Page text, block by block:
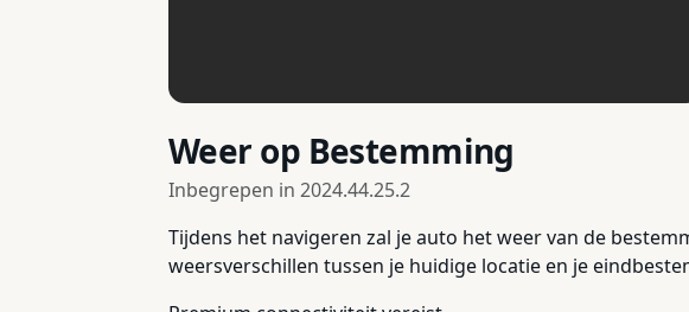
Weer op Bestemming
Inbegrepen in 2024.44.25.2
Tijdens het navigeren zal je auto het weer van de
weersverschillen tussen je huidige locatie en je